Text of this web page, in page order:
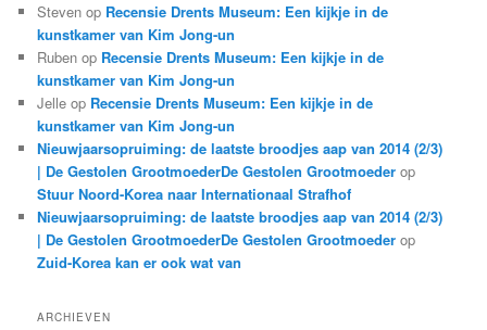
Steven op Recensie Drents Museum: Een kijkje in de
kunstkamer van Kim Jong-un
Ruben op Recensie Drents Museum: Een kijkje in de
kunstkamer van Kim Jong-un
Jelle op Recensie Drents Museum: Een kijkje in de
kunstkamer van Kim Jong-un
Nieuwjaarsopruiming: de laatste broodjes aap van 2014 (2/3)
| De Gestolen GrootmoederDe Gestolen Grootmoeder op
Stuur Noord-Korea naar Internationaal Strafhof
Nieuwjaarsopruiming: de laatste broodjes aap van 2014 (2/3)
| De Gestolen GrootmoederDe Gestolen Grootmoeder op
Zuid-Korea kan er ook wat van
ARCHIEVEN